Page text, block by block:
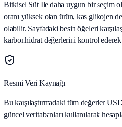
Bitkisel Süt Ile daha uygun bir seçim
oranı yüksek olan ürün, kas glikojen
olabilir. Sayfadaki besin öğeleri
karbonhidrat değerlerini kontrol
Resmi Veri Kaynağı
Bu karşılaştırmadaki tüm değerler
güncel veritabanları kullanılarak